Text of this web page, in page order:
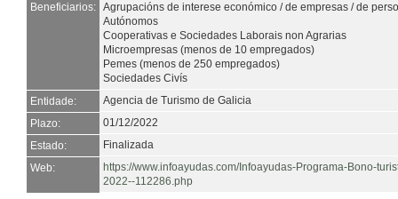
Beneficiarios: Agrupacións de interese económico / de empresas / de
Autónomos
Cooperativas e Sociedades Laborais non Agrarias
Microempresas (menos de 10 empregados)
Pemes (menos de 250 empregados)
Sociedades Civís
Entidade:
Agencia de Turismo de Galicia
Plazo:
01/12/2022
Estado:
Finalizada
Web:
https://www.infoayudas.com/Infoayudas-Programa-Bono-
2022--112286.php